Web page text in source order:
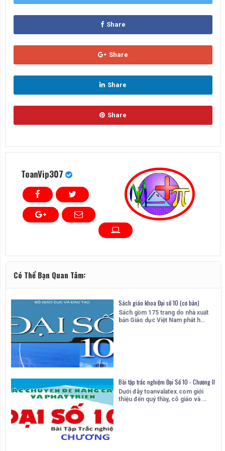
Share
Share
Share
Share
ToanVip307
Có Thể Bạn Quan Tâm:
Sách giáo khoa Đại số 10 (cơ bản)
Sách gồm 175 trang do nhà xuất
bản Giáo dục Việt Nam phát h…
Bài tập trắc nghiệm Đại Số 10 - Chương II
Dưới đây toanvalatex.com giới
thiệu đến quý thầy, cô giáo và …